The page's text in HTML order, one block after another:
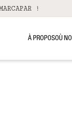
!
À PROPOSOÙ